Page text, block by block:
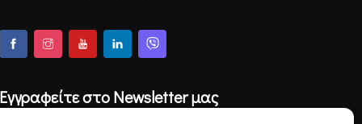
Εγγραφείτε στο Newsletter μας